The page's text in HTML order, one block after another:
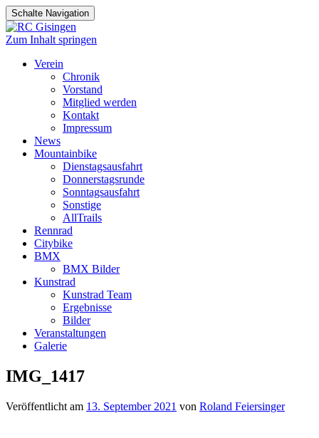
Schalte Navigation
Zum Inhalt springen
Verein
Chronik
Vorstand
Mitglied werden
Kontakt
Impressum
News
Mountainbike
Dienstagsausfahrt
Donnerstagsrunde
Sonntagsausfahrt
Sonstige
AllTrails
Rennrad
Citybike
BMX
BMX Bilder
Kunstrad
Kunstrad Team
Ergebnisse
Bilder
Veranstaltungen
Galerie
IMG_1417
Veröffentlicht am 13. September 2021 von Roland Feiersinger